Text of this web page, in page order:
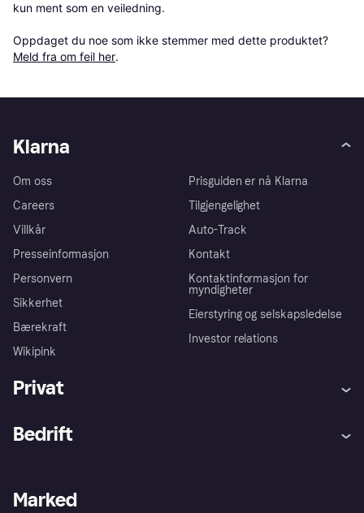
kun ment som en veiledning.
Oppdaget du noe som ikke stemmer med dette produktet?
Meld fra om feil her.
Klarna
Om oss
Careers
Villkår
Presseinformasjon
Personvern
Sikkerhet
Bærekraft
Wikipink
Prisguiden er nå Klarna
Tilgjengelighet
Auto-Track
Kontakt
Kontaktinformasjon for
myndigheter
Eierstyring og selskapsledelse
Investor relations
Privat
Utforsk butikker
Bedrift
Merchant portal
Marked